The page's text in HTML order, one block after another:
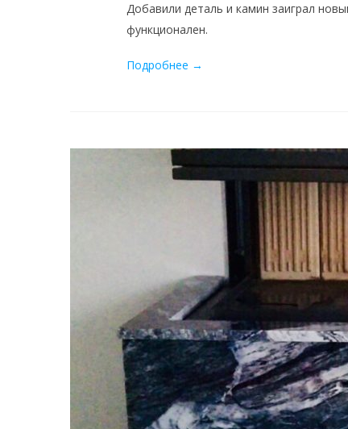
Добавили деталь и камин заиграл
функционален.
Подробнее →